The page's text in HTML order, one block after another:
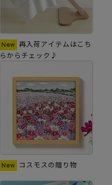
再入荷アイテムはこち
らからチェック♪
コスモスの贈り物